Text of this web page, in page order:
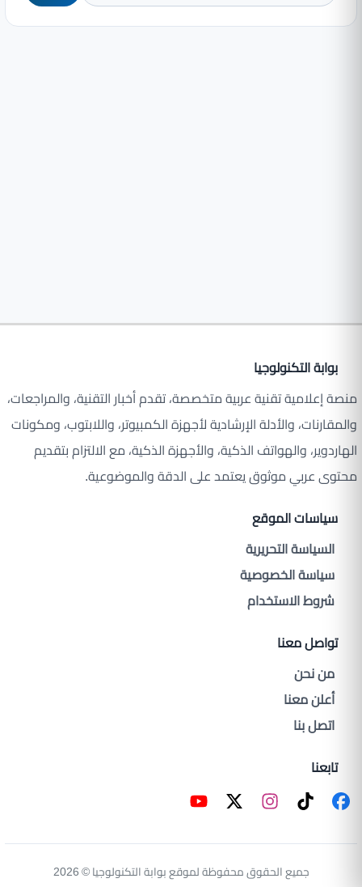
بوابة التكنولوجيا
منصة إعلامية تقنية عربية متخصصة، تقدم أخبار التقنية، والمراجعات،
والمقارنات، والأدلة الإرشادية لأجهزة الكمبيوتر، واللابتوب، ومكونات
الهاردوير، والهواتف الذكية، والأجهزة الذكية، مع الالتزام بتقديم
محتوى عربي موثوق يعتمد على الدقة والموضوعية.
سياسات الموقع
السياسة التحريرية
سياسة الخصوصية
شروط الاستخدام
تواصل معنا
من نحن
أعلن معنا
اتصل بنا
تابعنا
جميع الحقوق محفوظة لموقع بوابة التكنولوجيا © 2026